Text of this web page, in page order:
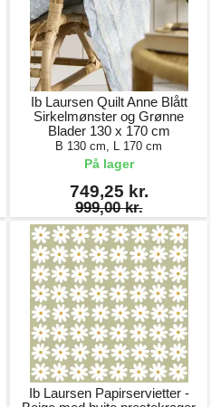
Ib Laursen Quilt Anne Blått
Sirkelmønster og Grønne
Blader 130 x 170 cm
B 130 cm, L 170 cm
På lager
749,25 kr.
999,00 kr.
Ib Laursen Papirservietter -